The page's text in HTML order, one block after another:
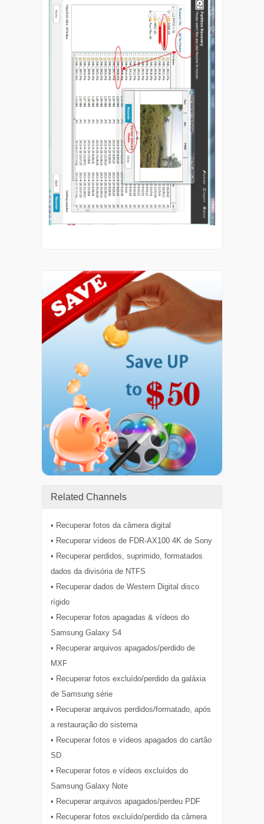
Related Channels
• Recuperar fotos da câmera digital
• Recuperar vídeos de FDR-AX100 4K de Sony
• Recuperar perdidos, suprimido, formatados
dados da divisória de NTFS
• Recuperar dados de Western Digital disco
rígido
• Recuperar fotos apagadas & vídeos do
Samsung Galaxy S4
• Recuperar arquivos apagados/perdido de
MXF
• Recuperar fotos excluído/perdido da galáxia
de Samsung série
• Recuperar arquivos perdidos/formatado, após
a restauração do sistema
• Recuperar fotos e vídeos apagados do cartão
SD
• Recuperar fotos e vídeos excluídos do
Samsung Galaxy Note
• Recuperar arquivos apagados/perdeu PDF
• Recuperar fotos excluído/perdido da câmera